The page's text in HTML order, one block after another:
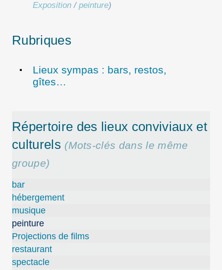
Exposition / peinture)
Rubriques
Lieux sympas : bars, restos,
gîtes…
Répertoire des lieux conviviaux et
culturels (Mots-clés dans le même
groupe)
bar
hébergement
musique
peinture
Projections de films
restaurant
spectacle